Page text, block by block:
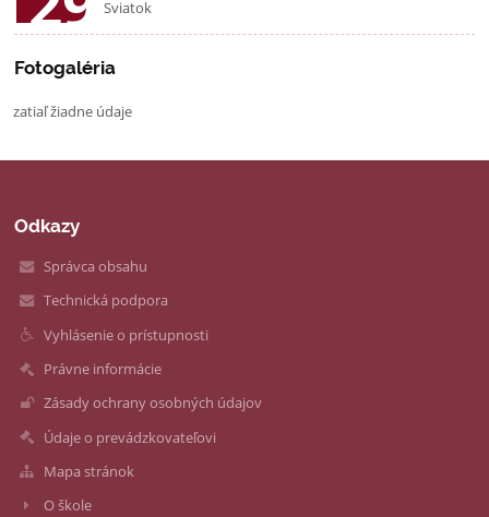
Sviatok
Fotogaléria
zatiaľ žiadne údaje
Odkazy
Správca obsahu
Technická podpora
Vyhlásenie o prístupnosti
Právne informácie
Zásady ochrany osobných údajov
Údaje o prevádzkovateľovi
Mapa stránok
O škole